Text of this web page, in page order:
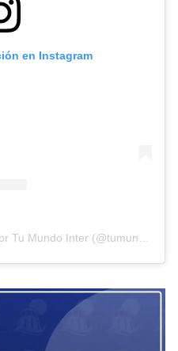
en Instagram
Mundo Inter (@tumundointer)